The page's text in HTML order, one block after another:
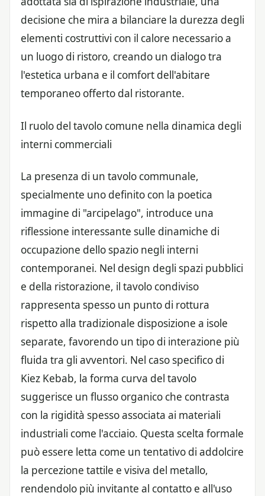
decisione che mira a bilanciare la durezza degli
elementi costruttivi con il calore necessario a
un luogo di ristoro, creando un dialogo tra
l'estetica urbana e il comfort dell'abitare
temporaneo offerto dal ristorante.
Il ruolo del tavolo comune nella dinamica degli
interni commerciali
La presenza di un tavolo communale,
specialmente uno definito con la poetica
immagine di "arcipelago", introduce una
riflessione interessante sulle dinamiche di
occupazione dello spazio negli interni
contemporanei. Nel design degli spazi pubblici
e della ristorazione, il tavolo condiviso
rappresenta spesso un punto di rottura
rispetto alla tradizionale disposizione a isole
separate, favorendo un tipo di interazione più
fluida tra gli avventori. Nel caso specifico di
Kiez Kebab, la forma curva del tavolo
suggerisce un flusso organico che contrasta
con la rigidità spesso associata ai materiali
industriali come l'acciaio. Questa scelta formale
può essere letta come un tentativo di addolcire
la percezione tattile e visiva del metallo,
rendendolo più invitante al contatto e all'uso